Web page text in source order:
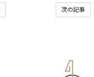
次の記事